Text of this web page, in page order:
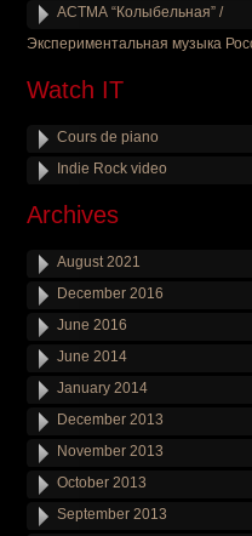
АСТМА “Колыбельная” /
Экспериментальная музыка
Watch IT
Cours de piano
Indie Rock video
Archives
August 2021
December 2016
June 2016
June 2014
January 2014
December 2013
November 2013
October 2013
September 2013